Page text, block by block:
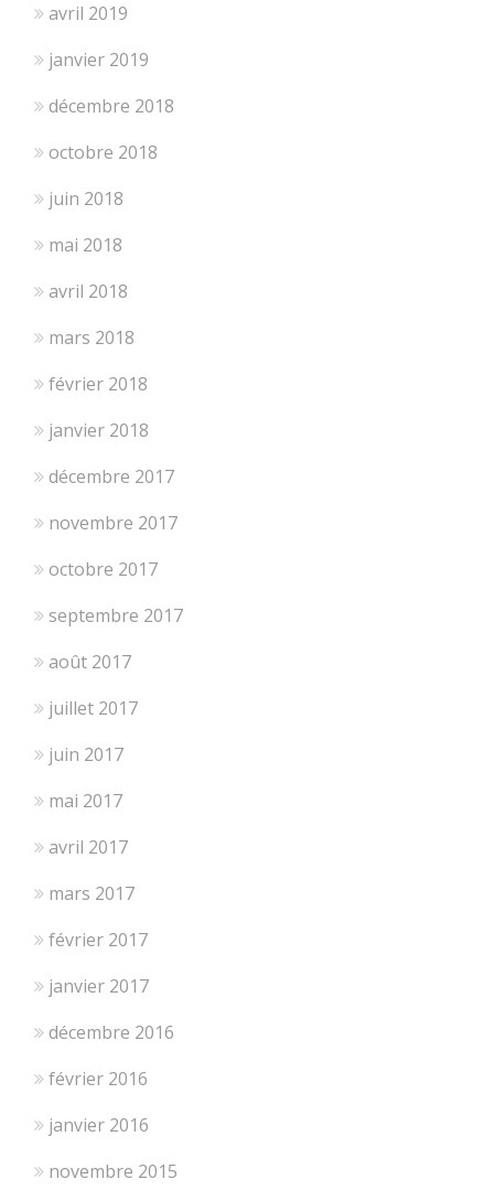
avril 2019
janvier 2019
décembre 2018
octobre 2018
juin 2018
mai 2018
avril 2018
mars 2018
février 2018
janvier 2018
décembre 2017
novembre 2017
octobre 2017
septembre 2017
août 2017
juillet 2017
juin 2017
mai 2017
avril 2017
mars 2017
février 2017
janvier 2017
décembre 2016
février 2016
janvier 2016
novembre 2015